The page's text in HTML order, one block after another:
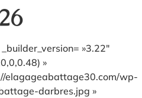
»3.22″
»
elagageabattage30.com/wp-
darbres.jpg »